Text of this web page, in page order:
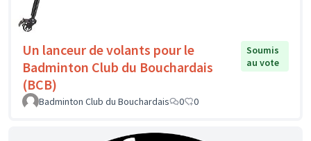
Un lanceur de volants pour le
Badminton Club du Bouchardais
(BCB)
Soumis
au vote
Badminton Club du Bouchardais 0 0